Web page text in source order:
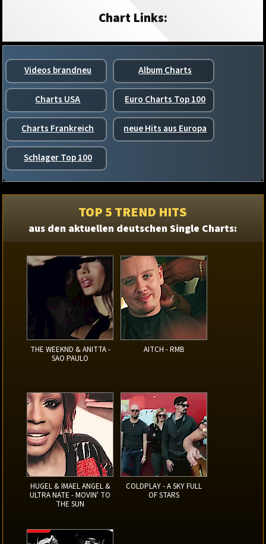
Chart Links:
Videos brandneu Album Charts
Charts USA Euro Charts Top 100
Charts Frankreich neue Hits aus Europa
Schlager Top 100
TOP 5 TREND HITS
aus den aktuellen deutschen Single Charts:
THE WEEKND & ANITTA -
SAO PAULO
AITCH - RMB
HUGEL & IMAEL ANGEL &
ULTRA NATE - MOVIN' TO
THE SUN
COLDPLAY - A SKY FULL
OF STARS